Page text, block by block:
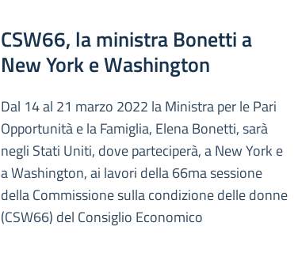
CSW66, la ministra Bonetti a
New York e Washington
Dal 14 al 21 marzo 2022 la Ministra per le Pari
Opportunità e la Famiglia, Elena Bonetti, sarà
negli Stati Uniti, dove parteciperà, a New York e
a Washington, ai lavori della 66ma sessione
della Commissione sulla condizione delle donne
(CSW66) del Consiglio Economico